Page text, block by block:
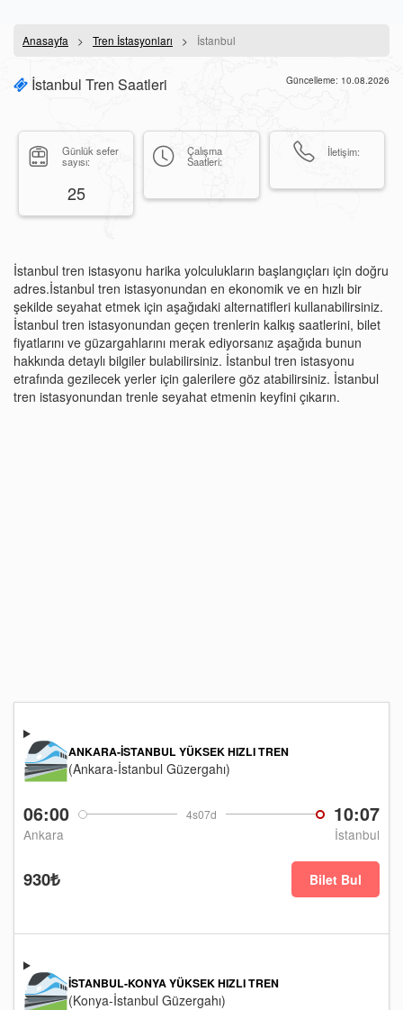
Anasayfa Tren İstasyonları İstanbul
İstanbul Tren Saatleri Güncelleme: 10.08.2026
Günlük sefer
sayısı:
25
Çalışma
Saatleri:
İletişim:
İstanbul tren istasyonu harika yolculukların başlangıçları için doğru
adres.İstanbul tren istasyonundan en ekonomik ve en hızlı bir
şekilde seyahat etmek için aşağıdaki alternatifleri kullanabilirsiniz.
İstanbul tren istasyonundan geçen trenlerin kalkış saatlerini, bilet
fiyatlarını ve güzargahlarını merak ediyorsanız aşağıda bunun
hakkında detaylı bilgiler bulabilirsiniz. İstanbul tren istasyonu
etrafında gezilecek yerler için galerilere göz atabilirsiniz. İstanbul
tren istasyonundan trenle seyahat etmenin keyfini çıkarın.
06:00 4s07d 10:07
Ankara İstanbul
ANKARA-İSTANBUL YÜKSEK HIZLI TREN
(Ankara-İstanbul Güzergahı)
930₺ Bilet Bul
İSTANBUL-KONYA YÜKSEK HIZLI TREN
(Konya-İstanbul Güzergahı)